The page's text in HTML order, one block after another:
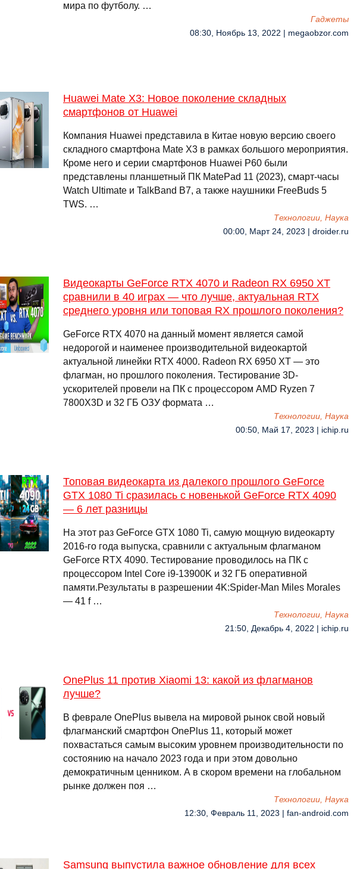
мира по футболу. …
Гаджеты
08:30, Ноябрь 13, 2022 | megaobzor.com
Huawei Mate X3: Новое поколение складных
смартфонов от Huawei
Компания Huawei представила в Китае новую версию своего
складного смартфона Mate X3 в рамках большого мероприятия.
Кроме него и серии смартфонов Huawei P60 были
представлены планшетный ПК MatePad 11 (2023), смарт-часы
Watch Ultimate и TalkBand B7, а также наушники FreeBuds 5
TWS. …
Технологии, Наука
00:00, Март 24, 2023 | droider.ru
Видеокарты GeForce RTX 4070 и Radeon RX 6950 XT
сравнили в 40 играх — что лучше, актуальная RTX
среднего уровня или топовая RX прошлого поколения?
GeForce RTX 4070 на данный момент является самой
недорогой и наименее производительной видеокартой
актуальной линейки RTX 4000. Radeon RX 6950 XT — это
флагман, но прошлого поколения. Тестирование 3D-
ускорителей провели на ПК с процессором AMD Ryzen 7
7800X3D и 32 ГБ ОЗУ формата …
Технологии, Наука
00:50, Май 17, 2023 | ichip.ru
Топовая видеокарта из далекого прошлого GeForce
GTX 1080 Ti сразилась с новенькой GeForce RTX 4090
— 6 лет разницы
На этот раз GeForce GTX 1080 Ti, самую мощную видеокарту
2016-го года выпуска, сравнили с актуальным флагманом
GeForce RTX 4090. Тестирование проводилось на ПК с
процессором Intel Core i9-13900K и 32 ГБ оперативной
памяти.Результаты в разрешении 4K:Spider-Man Miles Morales
— 41 f …
Технологии, Наука
21:50, Декабрь 4, 2022 | ichip.ru
OnePlus 11 против Xiaomi 13: какой из флагманов
лучше?
В феврале OnePlus вывела на мировой рынок свой новый
флагманский смартфон OnePlus 11, который может
похвастаться самым высоким уровнем производительности по
состоянию на начало 2023 года и при этом довольно
демократичным ценником. А в скором времени на глобальном
рынке должен поя …
Технологии, Наука
12:30, Февраль 11, 2023 | fan-android.com
Samsung выпустила важное обновление для всех